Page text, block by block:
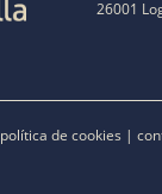
26001
política de cookies |